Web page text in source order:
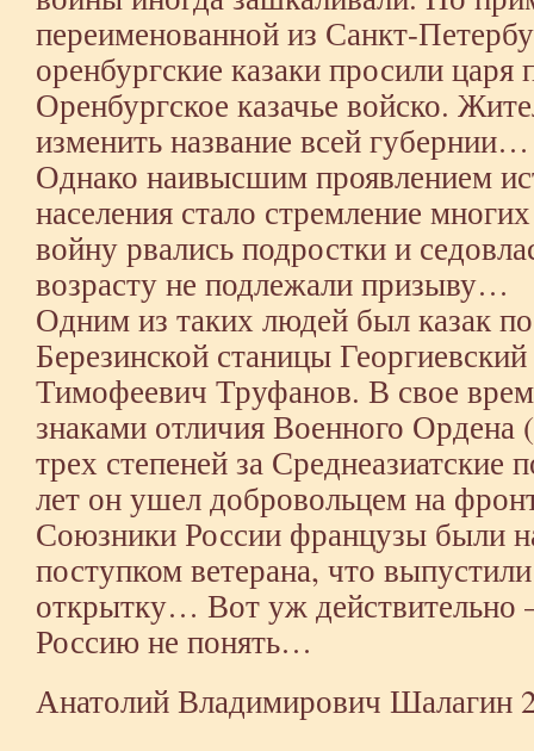
переименованной из Санкт-
оренбургские казаки просили царя
Оренбургское казачье войско.
изменить название всей губернии…
Однако наивысшим проявлением
населения стало стремление
войну рвались подростки и
возрасту не подлежали призыву…
Одним из таких людей был казак
Березинской станицы
Тимофеевич Труфанов. В свое
знаками отличия Военного Ордена
трех степеней за Среднеазиатские
лет он ушел добровольцем на
Союзники России французы были
поступком ветерана, что
открытку… Вот уж
Россию не понять…
Анатолий Владимирович Шалагин